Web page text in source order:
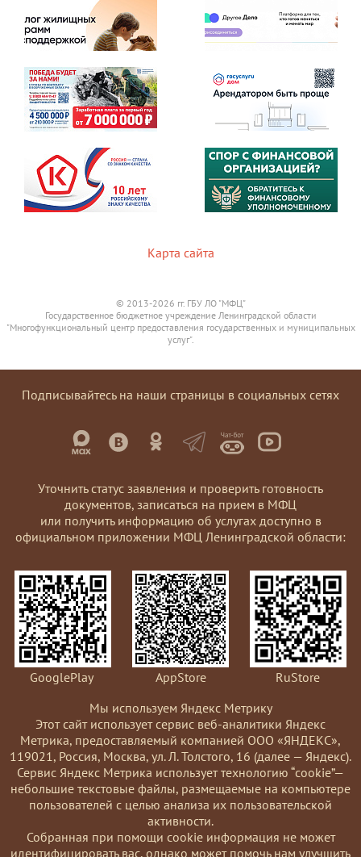
Карта сайта
© 2013-2026 гг. ГБУ ЛО "МФЦ"
Государственное бюджетное учреждение Ленинградской области
"Многофункциональный центр предоставления государственных и муниципальных
услуг".
Подписывайтесь на наши страницы в социальных сетях
Уточнить статус заявления и проверить готовность
документов, записаться на прием в МФЦ
или получить информацию об услугах доступно в
официальном приложении МФЦ Ленинградской области:
GooglePlay AppStore
RuStore
Мы используем Яндекс Метрику
Этот сайт использует сервис веб-аналитики Яндекс
Метрика, предоставляемый компанией ООО «ЯНДЕКС»,
119021, Россия, Москва, ул. Л. Толстого, 16 (далее — Яндекс).
Сервис Яндекс Метрика использует технологию “cookie”—
небольшие текстовые файлы, размещаемые на компьютере
пользователей с целью анализа их пользовательской
активности.
Coбранная при помощи cookie информация не может
идентифицировать вас, однако может помочь нам улучшить